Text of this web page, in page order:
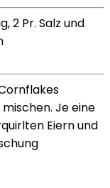
2 Pr. Salz und
Je eine
Eiern und